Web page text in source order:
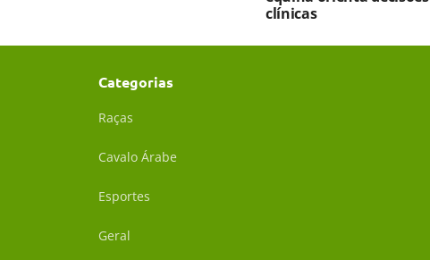
clínicas
Categorias
Raças
Cavalo Árabe
Esportes
Geral